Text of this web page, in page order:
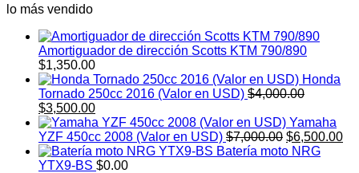
lo más vendido
Amortiguador de dirección Scotts KTM 790/890
$1,350.00
Honda
Tornado 250cc 2016 (Valor en USD) $4,000.00
El
precio
original
era:
$4,000.00.
$3,500.00El
precio
actual
es:
$3,500.00.
Yamaha
YZF 450cc 2008 (Valor en USD) $7,000.00 El
precio
$6,500.00El
Batería moto NRG
YTX9-BS $0.00